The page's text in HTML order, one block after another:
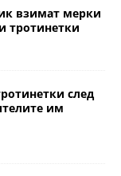
взимат мерки
тротинетки
след
им